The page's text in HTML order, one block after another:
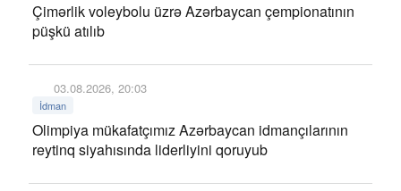
Çimərlik voleybolu üzrə Azərbaycan çempionatının
püşkü atılıb
03.08.2026, 20:03
İdman
Olimpiya mükafatçımız Azərbaycan idmançılarının
reytinq siyahısında liderliyini qoruyub